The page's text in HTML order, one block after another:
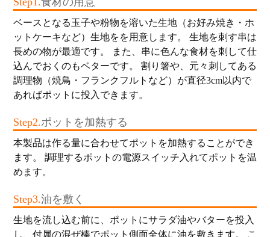
ベースとなる玉子や粉物を溶いた生地（お好み焼き・ホ
ットケーキなど）生地をを用意します。 生地を刺す串は
長めの物が最適です。 また、串に色んな食材を刺して仕
込んでおくのもベターです。 割り箸や、元々刺してある
調理物（焼鳥・フランクフルトなど）が直径3cm以内で
あればポットに投入できます。
Step2.ポットを加熱する
本製品は作る量に合わせてポットを加熱することができ
ます。 調理するポットの電源スイッチ入れてポットを温
めます。
Step3.油を敷く
生地を流し込む前に、ポットにサラダ油やバターを投入
し、付属の混ぜ棒でポット側面全体に油を敷きます。 こ